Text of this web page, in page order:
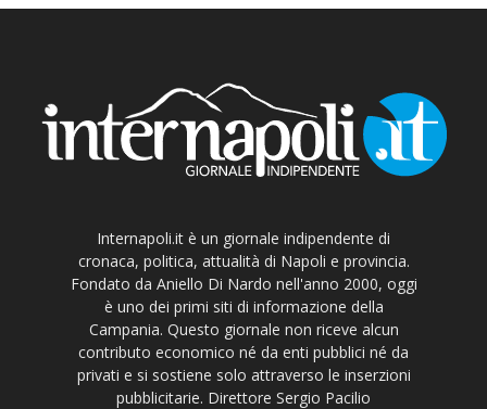
Internapoli.it è un giornale indipendente di
cronaca, politica, attualità di Napoli e provincia.
Fondato da Aniello Di Nardo nell'anno 2000, oggi
è uno dei primi siti di informazione della
Campania. Questo giornale non riceve alcun
contributo economico né da enti pubblici né da
privati e si sostiene solo attraverso le inserzioni
pubblicitarie. Direttore Sergio Pacilio